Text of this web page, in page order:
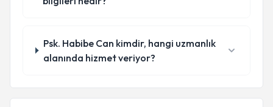
Psk. Habibe Can kimdir, hangi uzmanlık
alanında hizmet veriyor?